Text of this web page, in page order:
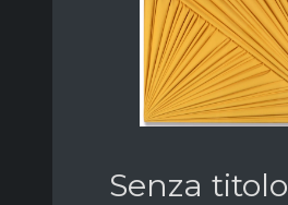
Senza titolo